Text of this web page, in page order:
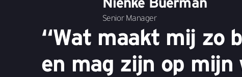
Senior Manager
“Wat maakt mij zo
en mag zijn op